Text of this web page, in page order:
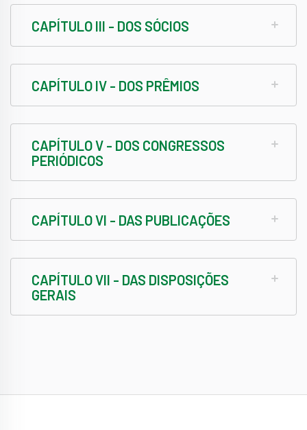
CAPÍTULO III - DOS SÓCIOS
CAPÍTULO IV - DOS PRÊMIOS
CAPÍTULO V - DOS CONGRESSOS
PERIÓDICOS
CAPÍTULO VI - DAS PUBLICAÇÕES
CAPÍTULO VII - DAS DISPOSIÇÕES
GERAIS